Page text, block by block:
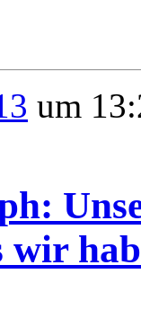
um
wir